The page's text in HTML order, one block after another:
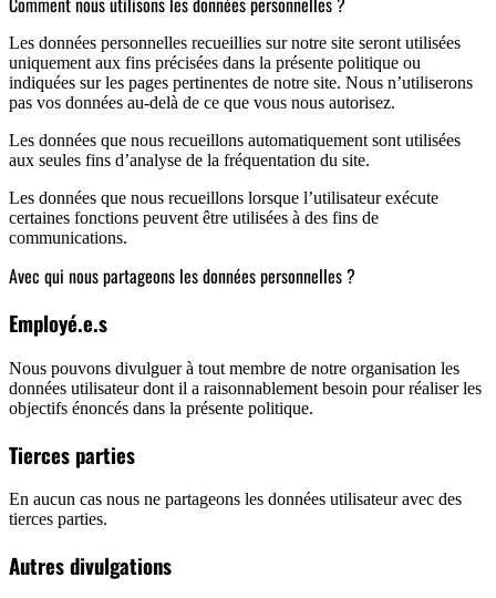
Les données personnelles recueillies sur notre site seront utilisées
uniquement aux fins précisées dans la présente politique ou
indiquées sur les pages pertinentes de notre site. Nous n’utiliserons
pas vos données au-delà de ce que vous nous autorisez.
Les données que nous recueillons automatiquement sont utilisées
aux seules fins d’analyse de la fréquentation du site.
Les données que nous recueillons lorsque l’utilisateur exécute
certaines fonctions peuvent être utilisées à des fins de
communications.
Avec qui nous partageons les données personnelles ?
Employé.e.s
Nous pouvons divulguer à tout membre de notre organisation les
données utilisateur dont il a raisonnablement besoin pour réaliser les
objectifs énoncés dans la présente politique.
Tierces parties
En aucun cas nous ne partageons les données utilisateur avec des
tierces parties.
Autres divulgations